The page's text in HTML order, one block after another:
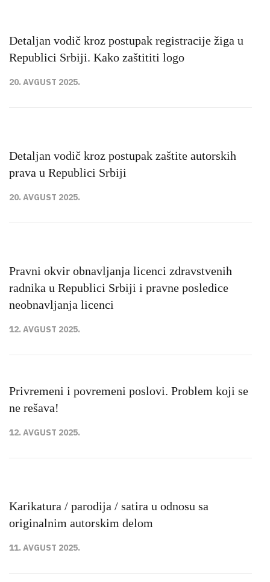
Detaljan vodič kroz postupak registracije žiga u
Republici Srbiji. Kako zaštititi logo
20. AVGUST 2025.
Detaljan vodič kroz postupak zaštite autorskih
prava u Republici Srbiji
20. AVGUST 2025.
Pravni okvir obnavljanja licenci zdravstvenih
radnika u Republici Srbiji i pravne posledice
neobnavljanja licenci
12. AVGUST 2025.
Privremeni i povremeni poslovi. Problem koji se
ne rešava!
12. AVGUST 2025.
Karikatura / parodija / satira u odnosu sa
originalnim autorskim delom
11. AVGUST 2025.